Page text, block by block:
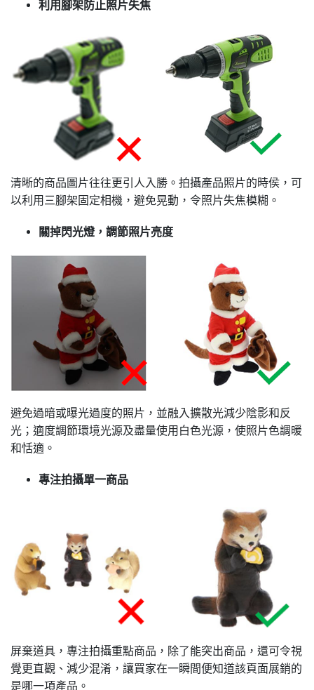
利用腳架防止照片失焦
清晰的商品圖片往往更引人入勝。拍攝產品照片的時侯，可
以利用三腳架固定相機，避免晃動，令照片失焦模糊。
關掉閃光燈，調節照片亮度
避免過暗或曝光過度的照片，並融入擴散光減少陰影和反
光；適度調節環境光源及盡量使用白色光源，使照片色調暖
和恬適。
專注拍攝單一商品
屏棄道具，專注拍攝重點商品，除了能突出商品，還可令視
覺更直觀、減少混淆，讓買家在一瞬間便知道該頁面展銷的
是哪一項產品。